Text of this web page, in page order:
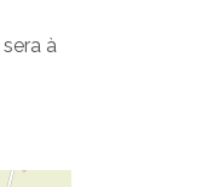
à